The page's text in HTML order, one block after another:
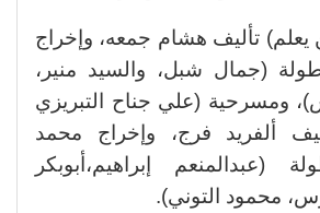
يعلم) تأليف هشام جمعه، وإخراج
(جمال شبل، والسيد منير،
ومسرحية (علي جناح التبريزي
ألفريد فرج، وإخراج محمد
(عبدالمنعم إبراهيم،أبوبكر
محمود التوني).